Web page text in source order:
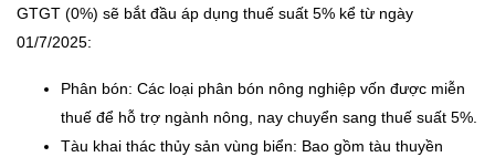
GTGT (0%) sẽ bắt đầu áp dụng thuế suất 5% kể từ ngày
01/7/2025:
Phân bón: Các loại phân bón nông nghiệp vốn được miễn
thuế để hỗ trợ ngành nông, nay chuyển sang thuế suất 5%.
Tàu khai thác thủy sản vùng biển: Bao gồm tàu thuyền